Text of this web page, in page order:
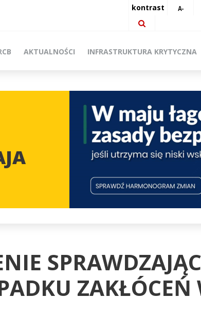
kontrast
AKTUALNOŚCI INFRASTRUKTURA KRYTYCZNA
ZAKŁÓCEŃ